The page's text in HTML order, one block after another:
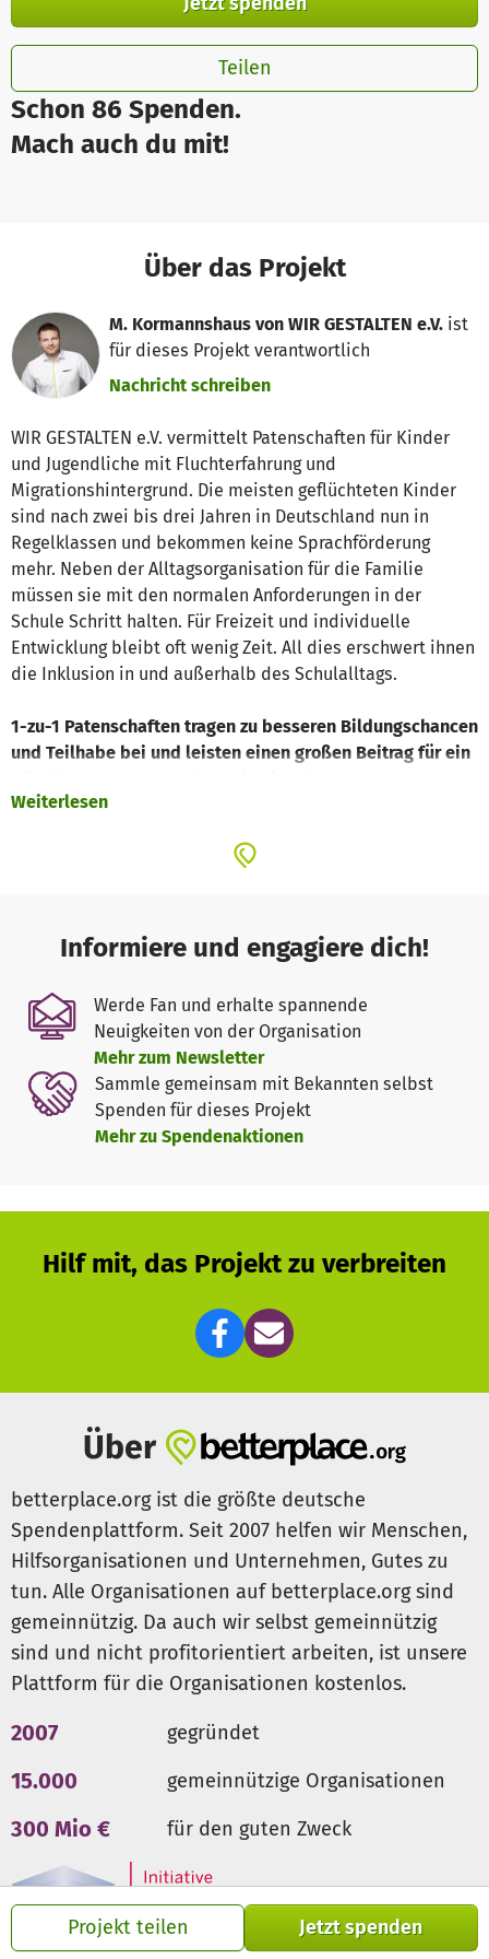
Projekt teilen Jetzt spenden
Schon 86 Spenden.
Mach auch du mit!
Teilen
Über das Projekt
M. Kormannshaus von WIR GESTALTEN e.V. ist
für dieses Projekt verantwortlich
Nachricht schreiben
WIR GESTALTEN e.V. vermittelt Patenschaften für Kinder
und Jugendliche mit Fluchterfahrung und
Migrationshintergrund. Die meisten geflüchteten Kinder
sind nach zwei bis drei Jahren in Deutschland nun in
Regelklassen und bekommen keine Sprachförderung
mehr. Neben der Alltagsorganisation für die Familie
müssen sie mit den normalen Anforderungen in der
Schule Schritt halten. Für Freizeit und individuelle
Entwicklung bleibt oft wenig Zeit. All dies erschwert ihnen
die Inklusion in und außerhalb des Schulalltags.
1-zu-1 Patenschaften tragen zu besseren Bildungschancen
und Teilhabe bei und leisten einen großen Beitrag für ein
begleitet sind. Deshalb liegt uns eine gute Koordination
- fachliche Schulungen für Ehrenamtliche,
- Öffentlichkeitsarbeit,
- Austausch in Netzwerken,
- steter Kontakt zu allen Beteiligten,
- Begleitung unserer langjährigen arabischen
Kiezcafébesucherinnen als Multiplikatorinnen,
- Projektevaluation.
Unsere Patenschaften liegen uns am Herzen! Wir freuen
Im Berliner Stadtbezirk Wedding leben Menschen
unterschiedlichster Kulturen und Religionen. In der
Umgebung des Vereins WIR GESTALTEN e.V. liegt der
Einwohneranteil mit Migrationshintergrund bei knapp 60
sprachlicher und kultureller Vielfalt erheblich,
Bildungschancen sind ungleich verteilt. Der Anteil an
Kindern mit Sprachdefiziten im Vorschulalter beträgt rund
63 %. Diesem erheblichen Unterstützungsbedarf kann
Schule nur unzureichend nachkommen.
Deshalb vermittelt WIR GESTALTEN e.V ehrenamtliche
Pat*innen an Kinder und Jugendliche mit
Migrationshintergrund. Durch gemeinsame
Freizeitgestaltung, durch Unterstützung bei den
Hausaufgaben und bei der Ausbildungsplatzsuche, durch
Austausch über unterschiedliche Lebensgewohnheiten
wird Integration zu einem gemeinsamen
Entwicklungsprozess.
Weiterlesen
Informiere und engagiere dich!
Werde Fan und erhalte spannende
Neuigkeiten von der Organisation
Mehr zum Newsletter
Sammle gemeinsam mit Bekannten selbst
Spenden für dieses Projekt
Mehr zu Spendenaktionen
Hilf mit, das Projekt zu verbreiten
Über
betterplace.org ist die größte deutsche
Spendenplattform. Seit 2007 helfen wir Menschen,
Hilfsorganisationen und Unternehmen, Gutes zu
tun. Alle Organisationen auf betterplace.org sind
gemeinnützig. Da auch wir selbst gemeinnützig
sind und nicht profitorientiert arbeiten, ist unsere
Plattform für die Organisationen kostenlos.
2007 gegründet
15.000 gemeinnützige Organisationen
300 Mio € für den guten Zweck